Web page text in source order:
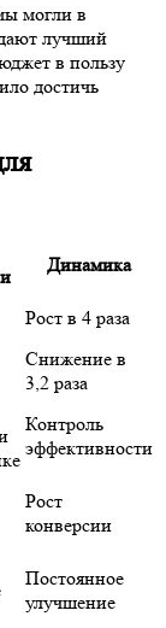
могли в
лучший
в пользу
достичь
Динамика
Рост в 4 раза
Снижение в
3,2 раза
Контроль
эффективности
Рост
конверсии
Постоянное
улучшение